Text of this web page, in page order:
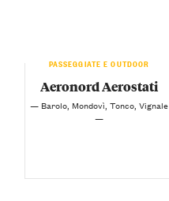
PASSEGGIATE E OUTDOOR
Aeronord Aerostati
— Barolo, Mondovì, Tonco, Vignale
—